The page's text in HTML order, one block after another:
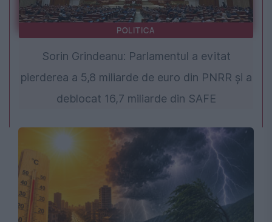
POLITICA
Sorin Grindeanu: Parlamentul a evitat
pierderea a 5,8 miliarde de euro din PNRR și a
deblocat 16,7 miliarde din SAFE